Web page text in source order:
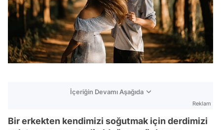
İçeriğin Devamı Aşağıda
Reklam
Bir erkekten kendimizi soğutmak için derdimizi